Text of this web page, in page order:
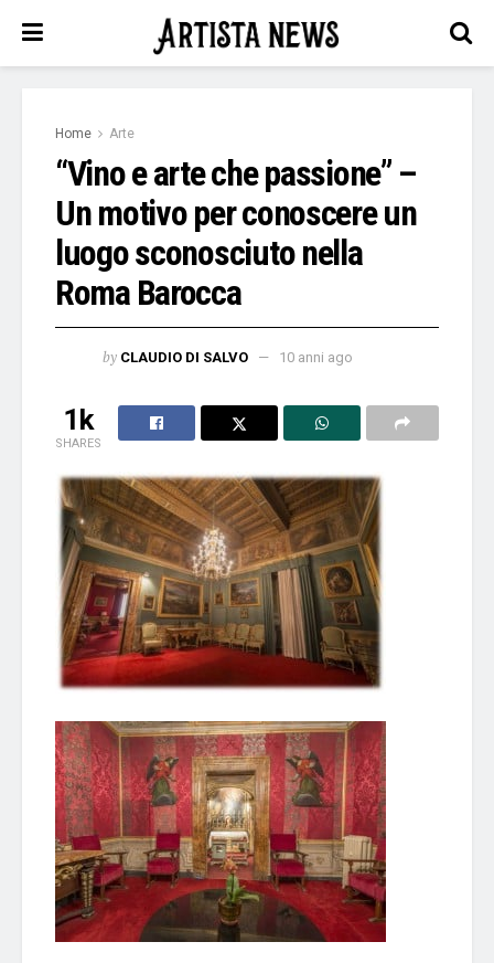
Home Arte
“Vino e arte che passione” –
Un motivo per conoscere un
luogo sconosciuto nella
Roma Barocca
by CLAUDIO DI SALVO 10 anni ago
1k
SHARES